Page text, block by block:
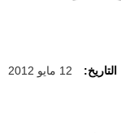
التاريخ: 12 مايو 2012